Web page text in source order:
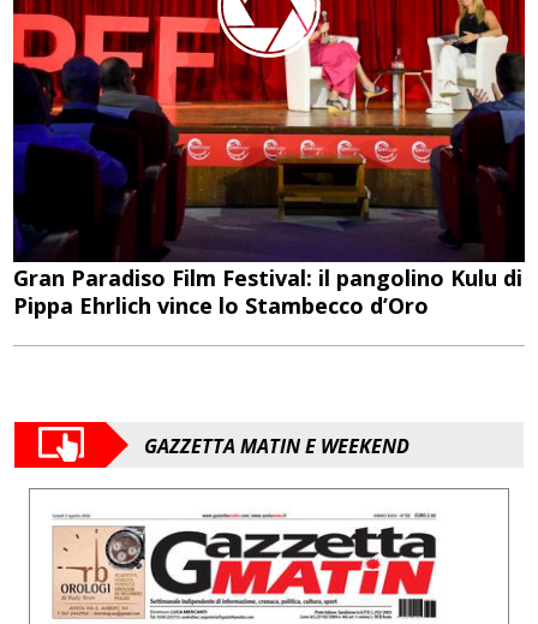
Gran Paradiso Film Festival: il pangolino Kulu di
Pippa Ehrlich vince lo Stambecco d’Oro
GAZZETTA MATIN E WEEKEND